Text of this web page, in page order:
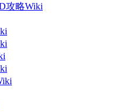
攻略Wiki